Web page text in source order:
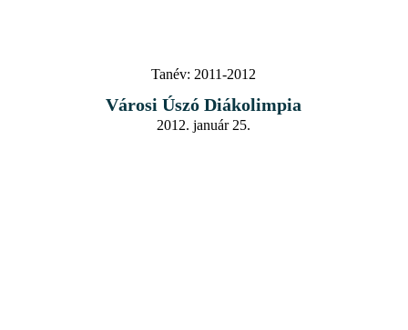
Tanév: 2011-2012
Városi Úszó Diákolimpia
2012. január 25.